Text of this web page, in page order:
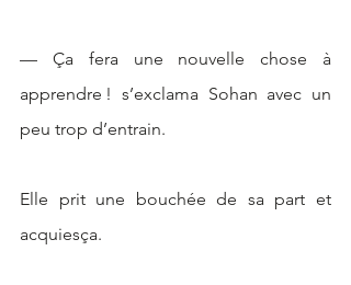
— Ça fera une nouvelle chose à
apprendre ! s’exclama Sohan avec un
peu trop d’entrain.
Elle prit une bouchée de sa part et
acquiesça.